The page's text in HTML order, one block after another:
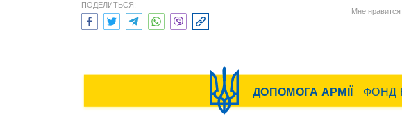
ПОДЕЛИТЬСЯ:
Мне нравится